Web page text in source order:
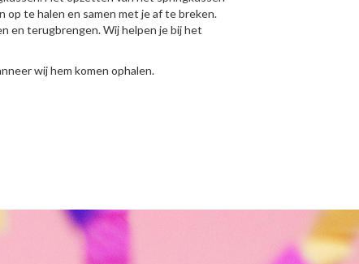
op te halen en samen met je af te breken.
en terugbrengen. Wij helpen je bij het
wij hem komen ophalen.